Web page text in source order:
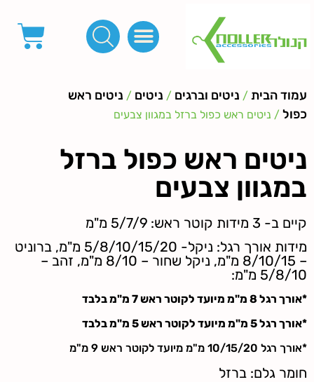
עמוד הבית / ניטים וברגים / ניטים / ניטים ראש
כפול / ניטים ראש כפול ברזל במגוון צבעים
ניטים ראש כפול ברזל
במגוון צבעים
קיים ב- 3 מידות קוטר ראש: 5/7/9 מ"מ
מידות אורך רגל: ניקל- 5/8/10/15/20 מ"מ, ברוניט
– 8/10/15 מ"מ, ניקל שחור – 8/10 מ"מ, זהב –
5/8/10 מ"מ:
*אורך רגל 8 מ"מ מיועד לקוטר ראש 7 מ"מ בלבד
*אורך רגל 5 מ"מ מיועד לקוטר ראש 5 מ"מ בלבד
*אורך רגל 10/15/20 מ"מ מיועד לקוטר ראש 9 מ"מ
חומר גלם: ברזל